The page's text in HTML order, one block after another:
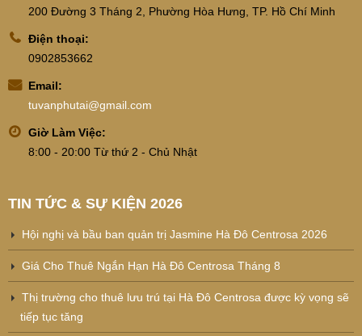
200 Đường 3 Tháng 2, Phường Hòa Hưng, TP. Hồ Chí Minh
Điện thoại:
0902853662
Email:
tuvanphutai@gmail.com
Giờ Làm Việc:
8:00 - 20:00 Từ thứ 2 - Chủ Nhật
TIN TỨC & SỰ KIỆN 2026
Hội nghị và bầu ban quản trị Jasmine Hà Đô Centrosa 2026
Giá Cho Thuê Ngắn Hạn Hà Đô Centrosa Tháng 8
Thị trường cho thuê lưu trú tại Hà Đô Centrosa được kỳ vọng sẽ
tiếp tục tăng